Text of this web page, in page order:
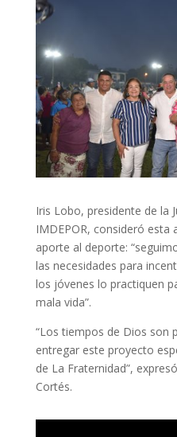
Iris Lobo, presidente de la
IMDEPOR, consideró
aporte al deporte:
las necesidades para
los jóvenes lo practiquen
mala vida”.
“Los tiempos de Dios son
entregar este proyecto
de La Fraternidad”,
Cortés.